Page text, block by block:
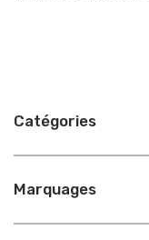
Catégories
Marquages